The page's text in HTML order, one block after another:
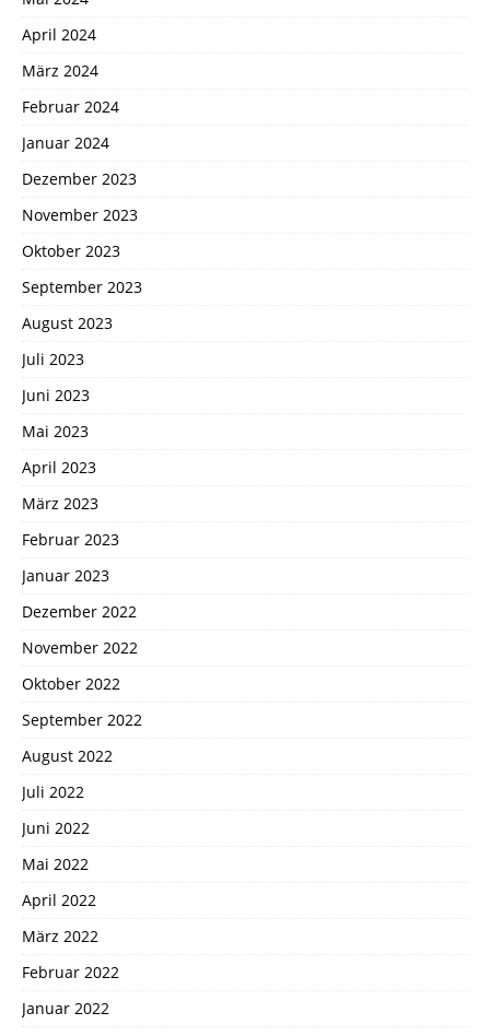
April 2024
März 2024
Februar 2024
Januar 2024
Dezember 2023
November 2023
Oktober 2023
September 2023
August 2023
Juli 2023
Juni 2023
Mai 2023
April 2023
März 2023
Februar 2023
Januar 2023
Dezember 2022
November 2022
Oktober 2022
September 2022
August 2022
Juli 2022
Juni 2022
Mai 2022
April 2022
März 2022
Februar 2022
Januar 2022